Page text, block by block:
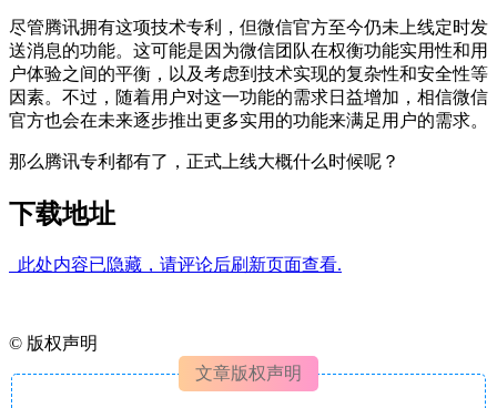
尽管腾讯拥有这项技术专利，但微信官方至今仍未上线定时发
送消息的功能。这可能是因为微信团队在权衡功能实用性和用
户体验之间的平衡，以及考虑到技术实现的复杂性和安全性等
因素。不过，随着用户对这一功能的需求日益增加，相信微信
官方也会在未来逐步推出更多实用的功能来满足用户的需求。
那么腾讯专利都有了，正式上线大概什么时候呢？
下载地址
此处内容已隐藏，请评论后刷新页面查看.
© 版权声明
文章版权声明